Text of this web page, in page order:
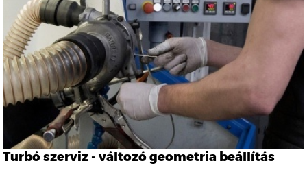
Turbó szerviz - változó geometria beállítás